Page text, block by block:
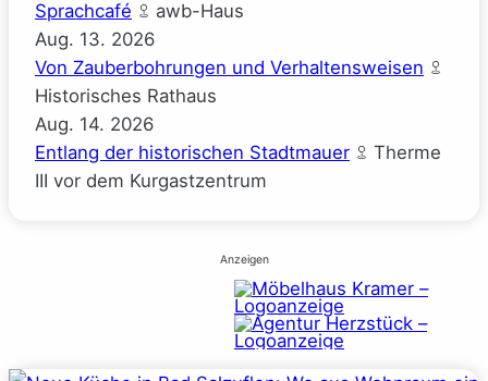
Sprachcafé
awb-Haus
Aug. 13. 2026
Von Zauberbohrungen und Verhaltensweisen
Historisches Rathaus
Aug. 14. 2026
Entlang der historischen Stadtmauer
Therme
III vor dem Kurgastzentrum
Anzeigen